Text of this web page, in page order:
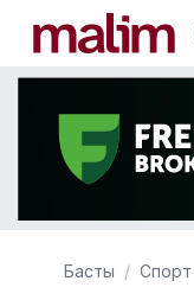
Басты Спорт